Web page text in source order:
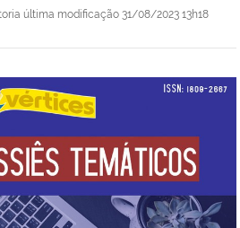
última modificação 31/08/2023 13h18